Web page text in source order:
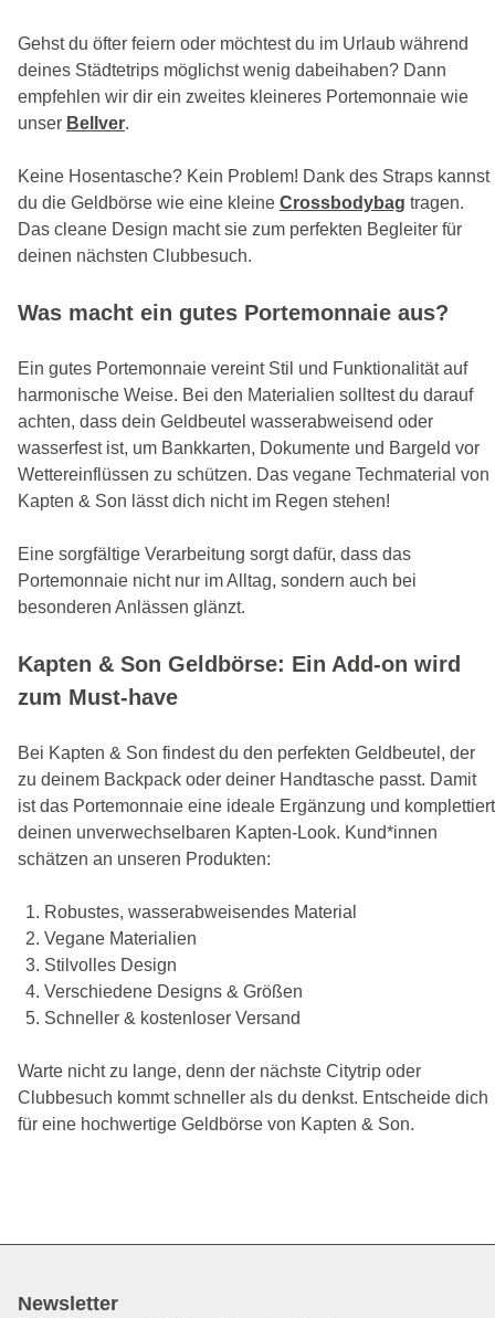
Gehst du öfter feiern oder möchtest du im Urlaub während
deines Städtetrips möglichst wenig dabeihaben? Dann
empfehlen wir dir ein zweites kleineres Portemonnaie wie
unser Bellver.
Keine Hosentasche? Kein Problem! Dank des Straps kannst
du die Geldbörse wie eine kleine Crossbodybag tragen.
Das cleane Design macht sie zum perfekten Begleiter für
deinen nächsten Clubbesuch.
Was macht ein gutes Portemonnaie aus?
Ein gutes Portemonnaie vereint Stil und Funktionalität auf
harmonische Weise. Bei den Materialien solltest du darauf
achten, dass dein Geldbeutel wasserabweisend oder
wasserfest ist, um Bankkarten, Dokumente und Bargeld vor
Wettereinflüssen zu schützen. Das vegane Techmaterial von
Kapten & Son lässt dich nicht im Regen stehen!
Eine sorgfältige Verarbeitung sorgt dafür, dass das
Portemonnaie nicht nur im Alltag, sondern auch bei
besonderen Anlässen glänzt.
Kapten & Son Geldbörse: Ein Add-on wird
zum Must-have
Bei Kapten & Son findest du den perfekten Geldbeutel, der
zu deinem Backpack oder deiner Handtasche passt. Damit
ist das Portemonnaie eine ideale Ergänzung und komplettiert
deinen unverwechselbaren Kapten-Look. Kund*innen
schätzen an unseren Produkten:
Robustes, wasserabweisendes Material
Vegane Materialien
Stilvolles Design
Verschiedene Designs & Größen
Schneller & kostenloser Versand
Warte nicht zu lange, denn der nächste Citytrip oder
Clubbesuch kommt schneller als du denkst. Entscheide dich
für eine hochwertige Geldbörse von Kapten & Son.
Newsletter